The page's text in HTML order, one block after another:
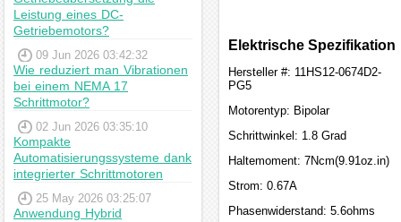
Leistung eines DC-
Getriebemotors?
09 Jun 2026 03:42:32
Wie reduziert man Vibrationen
bei einem NEMA 17
Schrittmotor?
02 Jun 2026 03:35:10
Kompakte
Automatisierungssysteme dank
integrierter Schrittmotoren
25 May 2026 03:25:07
Anwendung Hybrid
Elektrische Spezifikation
Hersteller #: 11HS12-0674D2-
PG5
Motorentyp: Bipolar
Schrittwinkel: 1.8 Grad
Haltemoment: 7Ncm(9.91oz.in)
Strom: 0.67A
Phasenwiderstand: 5.6ohms